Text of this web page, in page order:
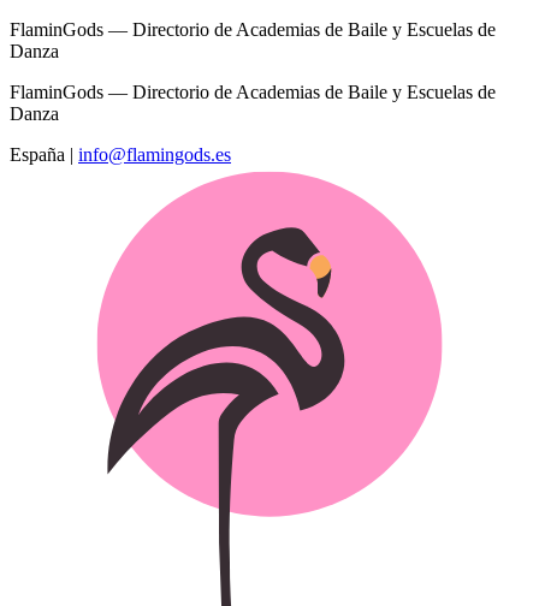
FlaminGods — Directorio de Academias de Baile y Escuelas de
Danza
FlaminGods — Directorio de Academias de Baile y Escuelas de
Danza
España | info@flamingods.es